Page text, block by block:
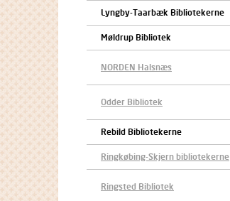
Lyngby-Taarbæk Bibliotekerne
Møldrup Bibliotek
NORDEN Halsnæs
Odder Bibliotek
Rebild Bibliotekerne
Ringkøbing-Skjern bibliotekerne
Ringsted Bibliotek